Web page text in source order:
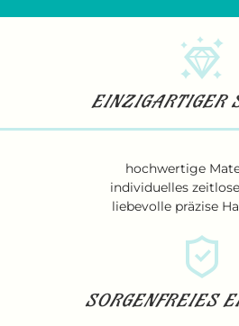
EINZIGARTIGER
hochwertige
individuelles
liebevolle präzise
SORGENFREIES